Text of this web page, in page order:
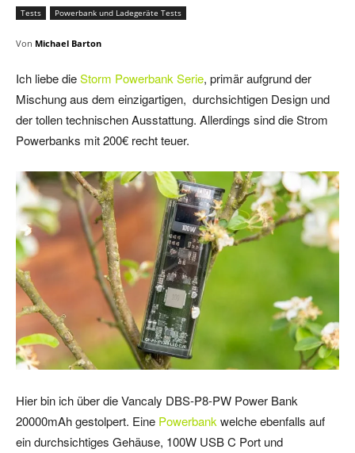
Tests Powerbank und Ladegeräte Tests
Von Michael Barton
Ich liebe dieStorm Powerbank Serie, primär aufgrund der
Mischung aus dem einzigartigen, durchsichtigen Design und
der tollen technischen Ausstattung. Allerdings sind die Strom
Powerbanks mit 200€ recht teuer.
Hier bin ich über die Vancaly DBS-P8-PW Power Bank
20000mAh gestolpert. Eine Powerbankwelche ebenfalls auf
ein durchsichtiges Gehäuse, 100W USB C Port und